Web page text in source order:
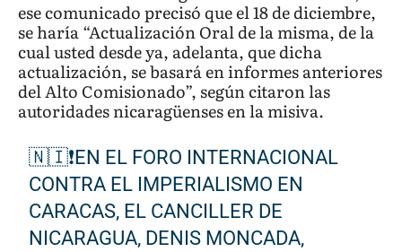
ese comunicado precisó que el 18 de diciembre,
se haría “Actualización Oral de la misma, de la
cual usted desde ya, adelanta, que dicha
actualización, se basará en informes anteriores
del Alto Comisionado”, según citaron las
autoridades nicaragüenses en la misiva.
🇳🇮❗EN EL FORO INTERNACIONAL
CONTRA EL IMPERIALISMO EN
CARACAS, EL CANCILLER DE
NICARAGUA, DENIS MONCADA,